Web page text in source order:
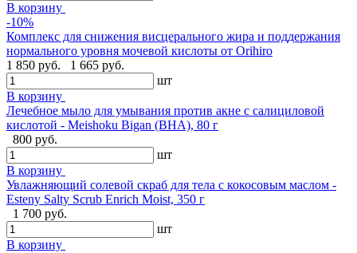
В корзину
-10%
Комплекс для снижения висцерального жира и поддержания
нормального уровня мочевой кислоты от Orihiro
1 850 руб.
1 665 руб.
шт
В корзину
Лечебное мыло для умывания против акне с салициловой
кислотой - Meishoku Bigan (BHA), 80 г
800 руб.
шт
В корзину
Увлажняющий солевой скраб для тела с кокосовым маслом -
Esteny Salty Scrub Enrich Moist, 350 г
1 700 руб.
шт
В корзину